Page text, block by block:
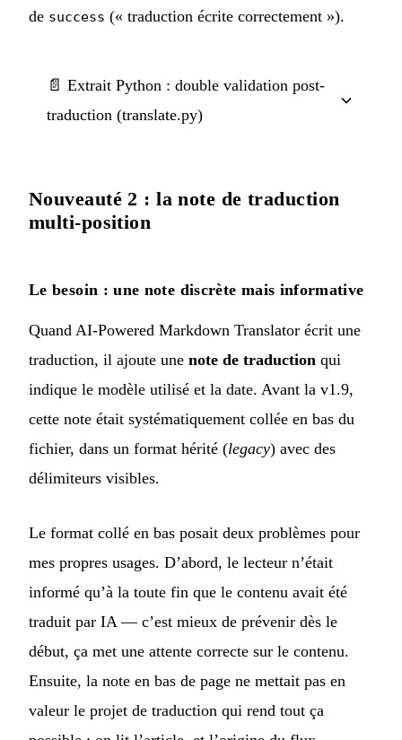
de success (« traduction écrite correctement »).
📄 Extrait Python : double validation post-
traduction (translate.py)
Nouveauté 2 : la note de traduction
multi-position
Le besoin : une note discrète mais informative
Quand AI-Powered Markdown Translator écrit une
traduction, il ajoute une note de traduction qui
indique le modèle utilisé et la date. Avant la v1.9,
cette note était systématiquement collée en bas du
fichier, dans un format hérité (legacy) avec des
délimiteurs visibles.
Le format collé en bas posait deux problèmes pour
mes propres usages. D’abord, le lecteur n’était
informé qu’à la toute fin que le contenu avait été
traduit par IA — c’est mieux de prévenir dès le
début, ça met une attente correcte sur le contenu.
Ensuite, la note en bas de page ne mettait pas en
valeur le projet de traduction qui rend tout ça